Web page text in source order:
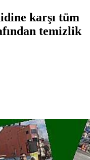
karşı tüm
temizlik